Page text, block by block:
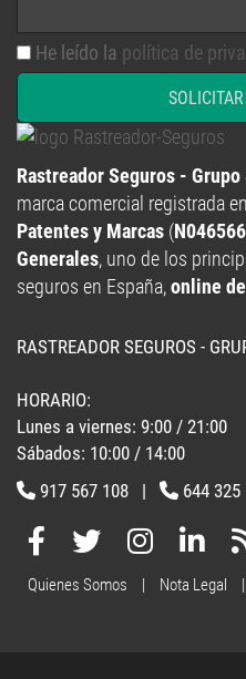
He leído la política de
Rastreador Seguros -
marca comercial registrada
Patentes y Marcas (
Generales, uno de los
seguros en España,online
RASTREADOR SEGUROS -
HORARIO:
Lunes a viernes: 9:00 / 21:00
Sábados: 10:00 / 14:00
917 567 108 | 644 325
Quienes Somos | Nota Legal |